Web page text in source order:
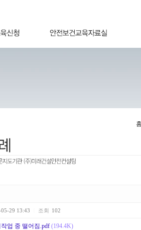
홈
29 13:43 조회 102
업 중 떨어짐.pdf (194.4K)